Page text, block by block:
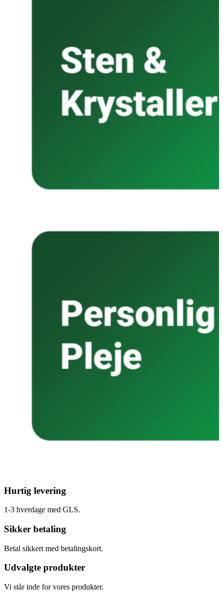
Hurtig levering
1-3 hverdage med GLS.
Sikker betaling
Betal sikkert med betalingskort.
Udvalgte produkter
Vi står inde for vores produkter.